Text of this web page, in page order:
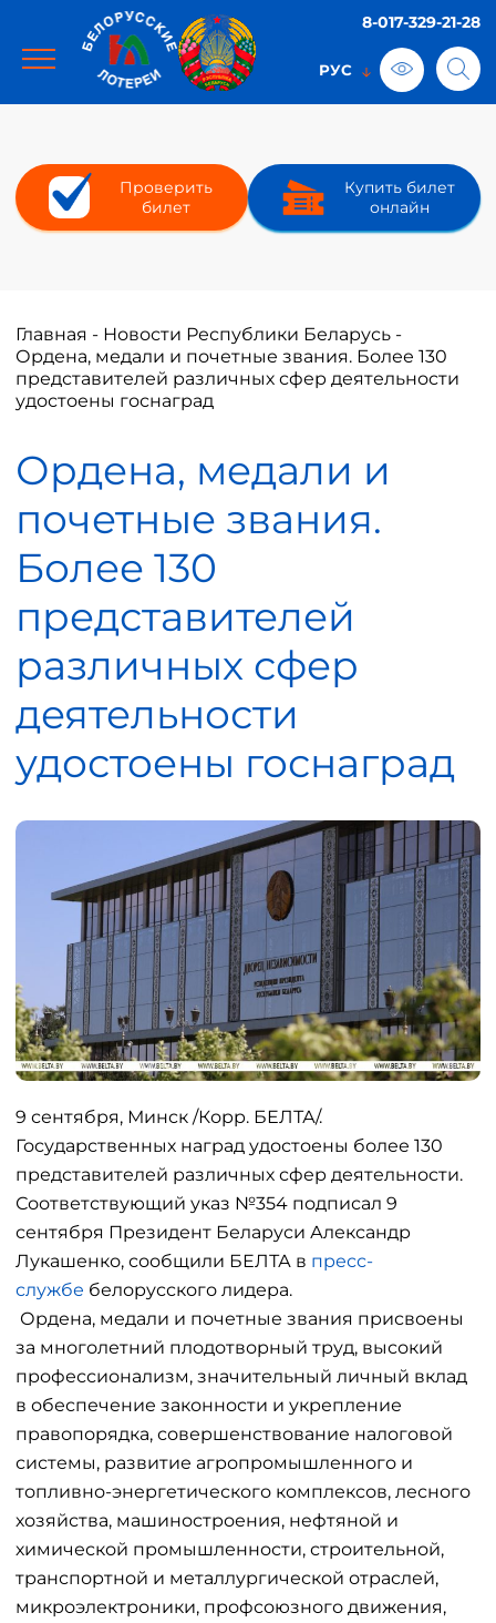
8-017-329-21-28
Проверить
билет
Купить билет
онлайн
Главная - Новости Республики Беларусь -
Ордена, медали и почетные звания. Более 130
представителей различных сфер деятельности
удостоены госнаград
Ордена, медали и
почетные звания.
Более 130
представителей
различных сфер
деятельности
удостоены госнаград
9 сентября, Минск /Корр. БЕЛТА/.
Государственных наград удостоены более 130
представителей различных сфер деятельности.
Соответствующий указ №354 подписал 9
сентября Президент Беларуси Александр
Лукашенко, сообщили БЕЛТА в пресс-
службе белорусского лидера.
Ордена, медали и почетные звания присвоены
за многолетний плодотворный труд, высокий
профессионализм, значительный личный вклад
в обеспечение законности и укрепление
правопорядка, совершенствование налоговой
системы, развитие агропромышленного и
топливно-энергетического комплексов, лесного
хозяйства, машиностроения, нефтяной и
химической промышленности, строительной,
транспортной и металлургической отраслей,
микроэлектроники, профсоюзного движения,